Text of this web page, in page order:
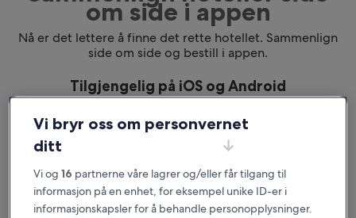
om side i appen
Nå er det lettere å finne det rette hotellet. Sammenlign
side om side og bestill i appen.
Tilgjengelig på iOS og Android
Vi bryr oss om personvernet
ditt
Vi og 16 partnerne våre lagrer og/eller får tilgang til
informasjon på en enhet, for eksempel unike ID-er i
informasjonskapsler for å behandle personopplysninger.